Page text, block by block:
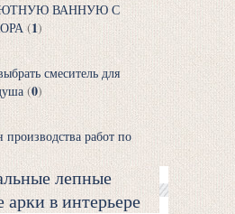
ВАННУЮ С
(1)
смеситель для
(0)
работ по
лепные
арки в интерьере